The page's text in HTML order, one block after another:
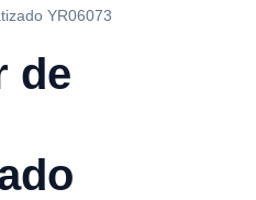
YR06073
de